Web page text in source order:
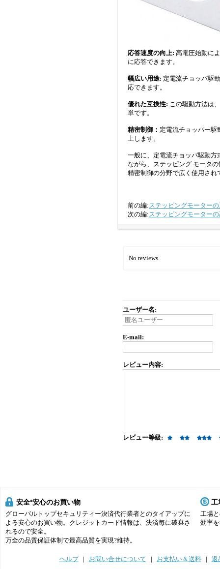
応答速度の向上: 高電圧始動に
に応答できます。
幅広い用途: 定電流チョッパ駆
応できます。
優れた互換性: この駆動方法は
単です。
精密制御： 定電流チョッパー駆
上します。
一般に、定電流チョッパ駆動
ながら、ステッピング モータ
精密制御の分野で広く使用され
前の編:ステッピングモーター
次の編:ステッピングモーター
No reviews
ユーザー名:
E-mail:
レビュー内容:
レビュー等級:
安全*安心のお買い物
グローバルトップセキュリティー決済代行業者とのタイアップに
よる安心のお買い物。クレジットカード情報は、決済毎に破棄さ
れるので安全。
万全の品質保証体制で最高品質を実現?維持。
工
工場
効率
ヘルプ | お問い合せについて | お支払い＆送料 | 返